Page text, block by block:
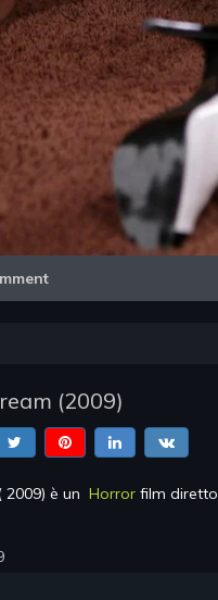
(2009)
2009) è un Horror film diretto